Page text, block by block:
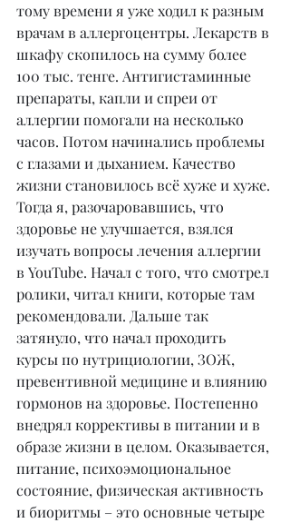
тому времени я уже ходил к разным
врачам в аллергоцентры. Лекарств в
шкафу скопилось на сумму более
100 тыс. тенге. Антигистаминные
препараты, капли и спреи от
аллергии помогали на несколько
часов. Потом начинались проблемы
с глазами и дыханием. Качество
жизни становилось всё хуже и хуже.
Тогда я, разочаровавшись, что
здоровье не улучшается, взялся
изучать вопросы лечения аллергии
в YouTube. Начал с того, что смотрел
ролики, читал книги, которые там
рекомендовали. Дальше так
затянуло, что начал проходить
курсы по нутрициологии, ЗОЖ,
превентивной медицине и влиянию
гормонов на здоровье. Постепенно
внедрял коррективы в питании и в
образе жизни в целом. Оказывается,
питание, психоэмоциональное
состояние, физическая активность
и биоритмы – это основные четыре